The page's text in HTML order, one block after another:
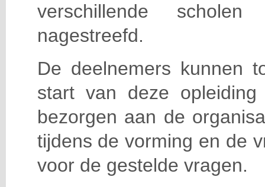
verschillende scholen
nagestreefd.
De deelnemers kunnen
start van deze
bezorgen aan de
tijdens de vorming en de
voor de gestelde vragen.